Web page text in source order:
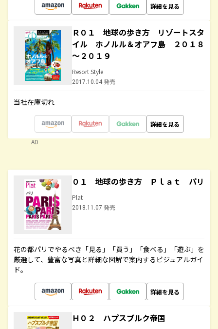
詳細を見る
Ｒ０１ 地球の歩き方 リゾートスタ
イル ホノルル＆オアフ島 ２０１８
～２０１９
Resort Style
2017.10.04 発売
当社在庫切れ
詳細を見る
AD
０１ 地球の歩き方 Ｐｌａｔ パリ
Plat
2018.11.07 発売
花の都パリでやるべき「見る」「買う」「食べる」「遊ぶ」を
厳選して、豊富な写真と詳細な図解で案内するビジュアルガイ
ド。
詳細を見る
Ｈ０２ ハプスブルク帝国